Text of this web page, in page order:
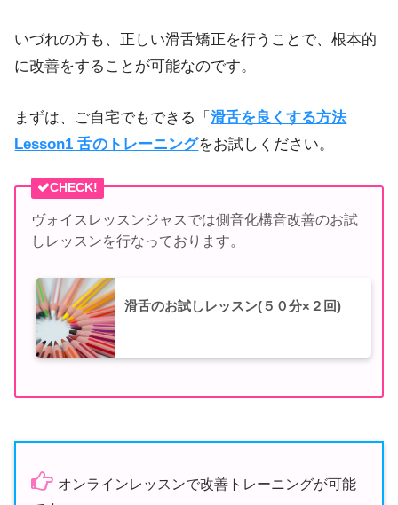
いづれの方も、正しい滑舌矯正を行うことで、根本的
に改善をすることが可能なのです。
まずは、ご自宅でもできる「滑舌を良くする方法
Lesson1 舌のトレーニングをお試しください。
CHECK!
ヴォイスレッスンジャスでは側音化構音改善のお試
しレッスンを行なっております。
滑舌のお試しレッスン(５０分×２回)
オンラインレッスンで改善トレーニングが可能